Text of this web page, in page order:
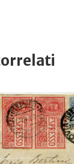
70,00
23,00